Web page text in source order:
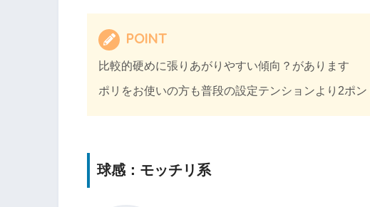
POINT
比較的硬めに張りあがりやすい傾向？があります
ポリをお使いの方も普段の設定テンションより2ポ
球感：モッチリ系